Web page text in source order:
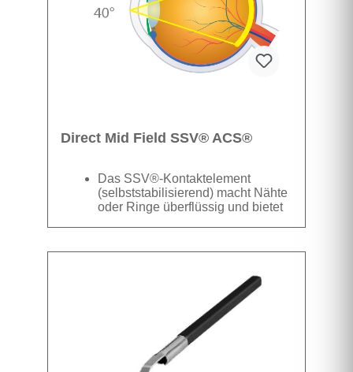
Direct Mid Field SSV® ACS®
Das SSV®-Kontaktelement
(selbststabilisierend) macht Nähte
oder Ringe überflüssig und bietet
einen besseren räumlichen
behindern. ASC® steht für die
Sterilisation durch Autoklaven.
Sichtfeld 40° Vergrößerung 0,5
Weitwinkel direkte vitreoretinale